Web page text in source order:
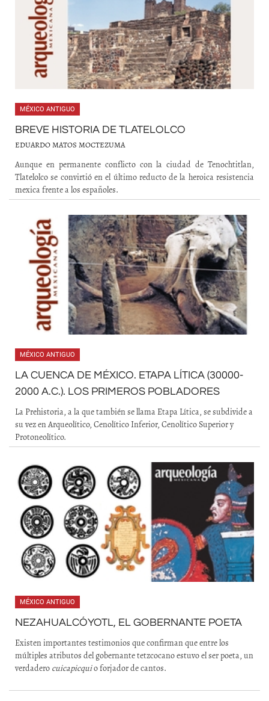
MÉXICO ANTIGUO
BREVE HISTORIA DE TLATELOLCO
EDUARDO MATOS MOCTEZUMA
Aunque en permanente conflicto con la ciudad de Tenochtitlan,
Tlatelolco se convirtió en el último reducto de la heroica resistencia
mexica frente a los españoles.
MÉXICO ANTIGUO
LA CUENCA DE MÉXICO. ETAPA LÍTICA (30000-
2000 A.C.). LOS PRIMEROS POBLADORES
La Prehistoria, a la que también se llama Etapa Lítica, se subdivide a
su vez en Arqueolítico, Cenolítico Inferior, Cenolítico Superior y
Protoneolítico.
MÉXICO ANTIGUO
NEZAHUALCÓYOTL, EL GOBERNANTE POETA
Existen importantes testimonios que confirman que entre los
múltiples atributos del gobernante tetzcocano estuvo el ser poeta, un
verdadero cuicapicquio forjador de cantos.